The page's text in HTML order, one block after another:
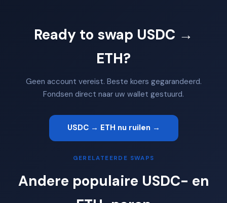
Ready to swap USDC →
ETH?
Geen account vereist. Beste koers gegarandeerd.
Fondsen direct naar uw wallet gestuurd.
USDC → ETH nu ruilen →
GERELATEERDE SWAPS
Andere populaire USDC- en